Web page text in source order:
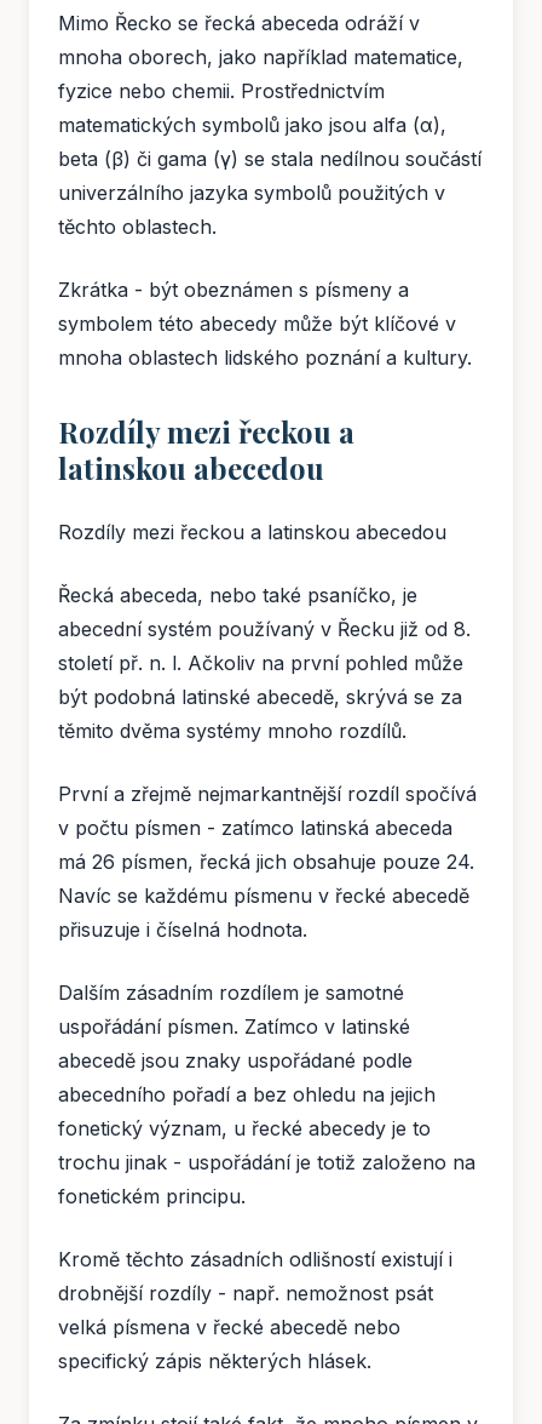
Mimo Řecko se řecká abeceda odráží v
mnoha oborech, jako například matematice,
fyzice nebo chemii. Prostřednictvím
matematických symbolů jako jsou alfa (α),
beta (β) či gama (γ) se stala nedílnou součástí
univerzálního jazyka symbolů použitých v
těchto oblastech.
Zkrátka - být obeznámen s písmeny a
symbolem této abecedy může být klíčové v
mnoha oblastech lidského poznání a kultury.
Rozdíly mezi řeckou a
latinskou abecedou
Rozdíly mezi řeckou a latinskou abecedou
Řecká abeceda, nebo také psaníčko, je
abecední systém používaný v Řecku již od 8.
století př. n. l. Ačkoliv na první pohled může
být podobná latinské abecedě, skrývá se za
těmito dvěma systémy mnoho rozdílů.
První a zřejmě nejmarkantnější rozdíl spočívá
v počtu písmen - zatímco latinská abeceda
má 26 písmen, řecká jich obsahuje pouze 24.
Navíc se každému písmenu v řecké abecedě
přisuzuje i číselná hodnota.
Dalším zásadním rozdílem je samotné
uspořádání písmen. Zatímco v latinské
abecedě jsou znaky uspořádané podle
abecedního pořadí a bez ohledu na jejich
fonetický význam, u řecké abecedy je to
trochu jinak - uspořádání je totiž založeno na
fonetickém principu.
Kromě těchto zásadních odlišností existují i
drobnější rozdíly - např. nemožnost psát
velká písmena v řecké abecedě nebo
specifický zápis některých hlásek.